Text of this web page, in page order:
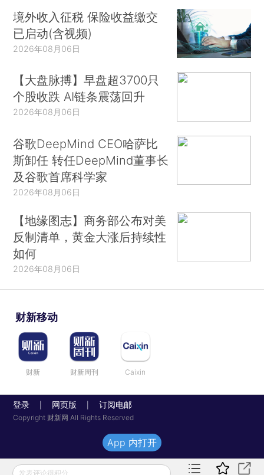
境外收入征税 保险收益缴交
已启动(含视频)
2026年08月06日
【大盘脉搏】早盘超3700只
个股收跌 AI链条震荡回升
2026年08月06日
谷歌DeepMind CEO哈萨比
斯卸任 转任DeepMind董事长
及谷歌首席科学家
2026年08月06日
【地缘图志】商务部公布对美
反制清单，黄金大涨后持续性
如何
2026年08月06日
财新移动
财新 财新周刊 Caixin
登录 网页版 订阅电邮
Copyright 财新网 All Rights Reserved
发表评论得积分
App 内打开